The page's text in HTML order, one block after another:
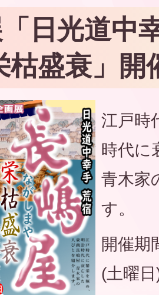
日光道中
枯盛衰」開
江戸時
時代に
青木家
す。
開催期
(土曜